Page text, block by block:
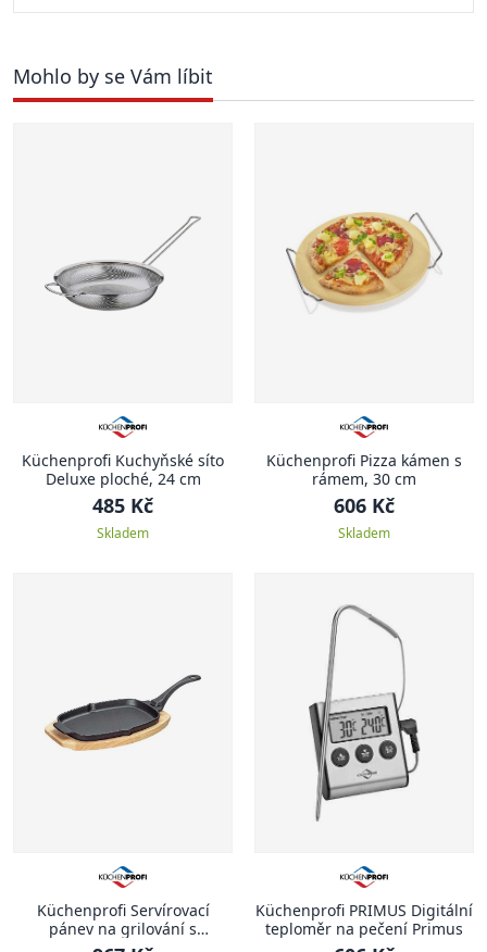
Mohlo by se Vám líbit
Küchenprofi Kuchyňské síto
Deluxe ploché, 24 cm
485 Kč
Skladem
Küchenprofi Pizza kámen s
rámem, 30 cm
606 Kč
Skladem
Küchenprofi Servírovací
pánev na grilování s
prkénkem, oválná
Küchenprofi PRIMUS Digitální
teploměr na pečení Primus